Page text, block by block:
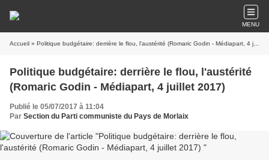
MENU
Accueil » Politique budgétaire: derrière le flou, l'austérité (Romaric Godin - Médiapart, 4 juillet 2017)
Politique budgétaire: derrière le flou, l'austérité
(Romaric Godin - Médiapart, 4 juillet 2017)
Publié le 05/07/2017 à 11:04
Par Section du Parti communiste du Pays de Morlaix